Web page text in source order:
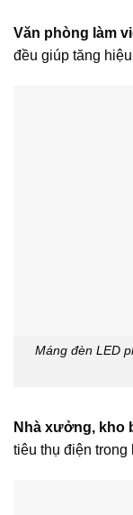
Văn phòng làm
đều giúp tăng
Máng đèn LED
Nhà xưởng, kho
tiêu thụ điện